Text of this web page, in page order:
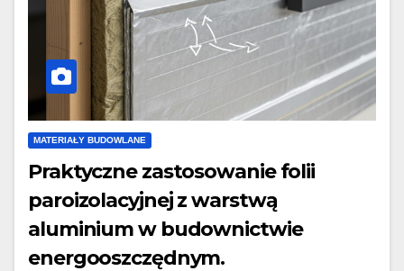
MATERIAŁY BUDOWLANE
Praktyczne zastosowanie folii
paroizolacyjnej z warstwą
aluminium w budownictwie
energooszczędnym.